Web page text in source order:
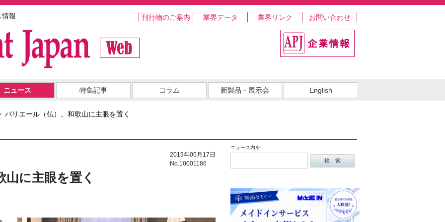
情報 刊行物のご案内 業界データ 業界リンク お問い合わせ
ニュース 特集記事 コラム 新製品・展示会 English
バリエール（仏）、和歌山に主眼を置く
ニュース内を
2019年05月17日
No.10001186
に主眼を置く